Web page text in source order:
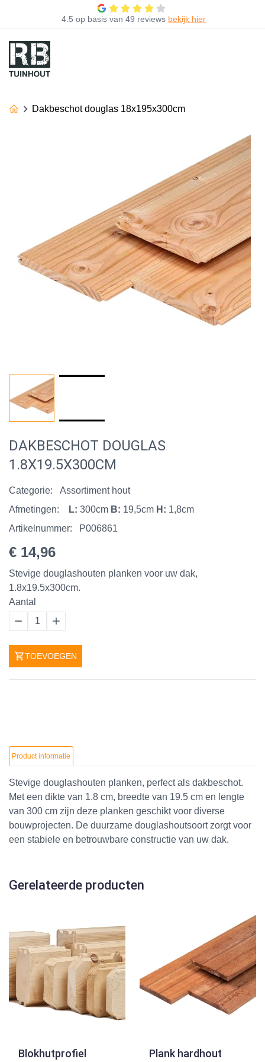
4.5 op basis van 49 reviews bekijk hier
Dakbeschot douglas 18x195x300cm
DAKBESCHOT DOUGLAS
1.8X19.5X300CM
Categorie:
Assortiment hout
Afmetingen:
L: 300cm B: 19,5cm H: 1,8cm
Artikelnummer:
P006861
€ 14,96
Stevige douglashouten planken voor uw dak,
1.8x19.5x300cm.
Aantal
1
TOEVOEGEN
Product informatie
Stevige douglashouten planken, perfect als dakbeschot.
Met een dikte van 1.8 cm, breedte van 19.5 cm en lengte
van 300 cm zijn deze planken geschikt voor diverse
bouwprojecten. De duurzame douglashoutsoort zorgt voor
een stabiele en betrouwbare constructie van uw dak.
Gerelateerde producten
Blokhutprofiel
Plank hardhout